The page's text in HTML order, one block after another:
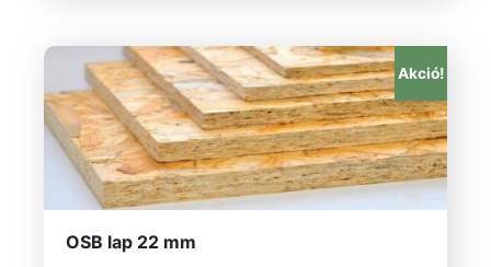
Akció!
OSB lap 22 mm